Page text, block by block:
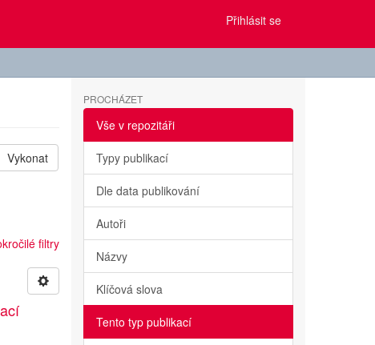
Přihlásit se
Vykonat
filtry
PROCHÁZET
Vše v repozitáři
Typy publikací
Dle data publikování
Autoři
Názvy
Klíčová slova
Tento typ publikací